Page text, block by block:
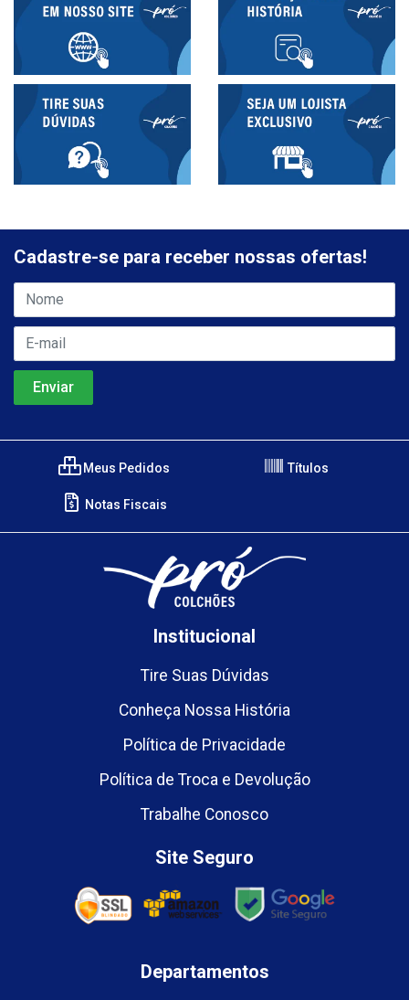
Cadastre-se para receber nossas ofertas!
Meus Pedidos Títulos
Notas Fiscais
Institucional
Tire Suas Dúvidas
Conheça Nossa História
Política de Privacidade
Política de Troca e Devolução
Trabalhe Conosco
Site Seguro
Departamentos